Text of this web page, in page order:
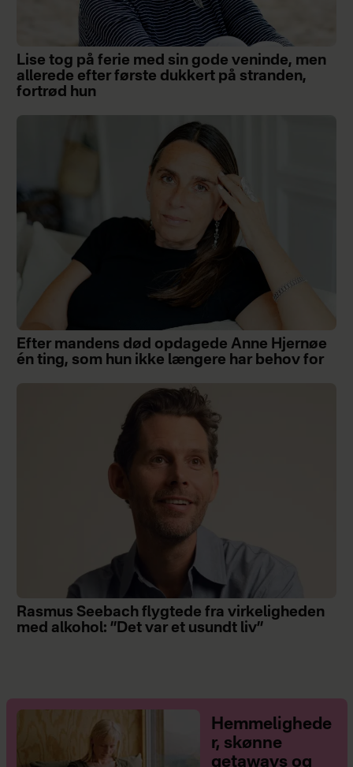
Lise tog på ferie med sin gode veninde, men
allerede efter første dukkert på stranden,
fortrød hun
Efter mandens død opdagede Anne Hjernøe
én ting, som hun ikke længere har behov for
Rasmus Seebach flygtede fra virkeligheden
med alkohol: ”Det var et usundt liv”
Hemmelighede
r, skønne
getaways og